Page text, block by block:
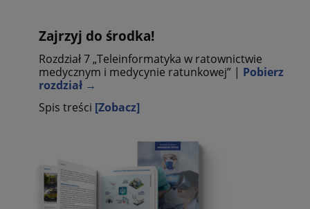
Zajrzyj do środka!
Rozdział 7 „Teleinformatyka w ratownictwie
medycznym i medycynie ratunkowej” | Pobierz
rozdział →
Spis treści [Zobacz]